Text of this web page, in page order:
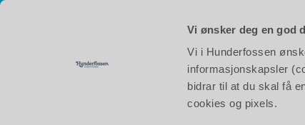
Vi ønsker deg en god
Vi i Hunderfossen
informasjonskapsler
bidrar til at du skal få
cookies og pixels.
Opplev